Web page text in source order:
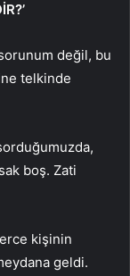
değil, bu
telkinde
boş. Zati
kişinin
geldi.